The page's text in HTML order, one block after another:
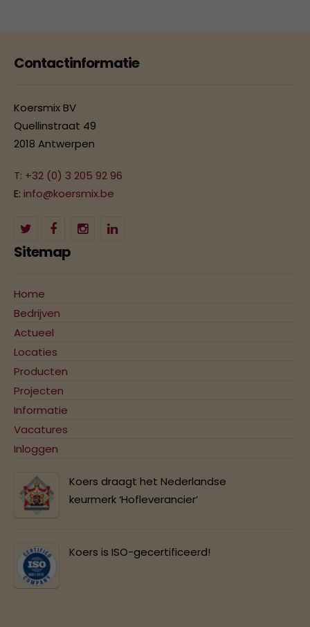
Contactinformatie
Koersmix BV
Quellinstraat 49
2018 Antwerpen
T: +32 (0) 3 205 92 96
E: info@koersmix.be
Sitemap
Home
Bedrijven
Actueel
Locaties
Producten
Projecten
Informatie
Vacatures
Inloggen
Koers draagt het Nederlandse
keurmerk ‘Hofleverancier’
Koers is ISO-gecertificeerd!